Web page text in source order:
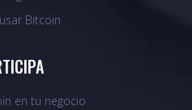
Bitcoin
en tu negocio